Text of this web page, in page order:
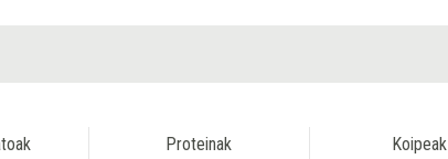
Proteinak Koipeak